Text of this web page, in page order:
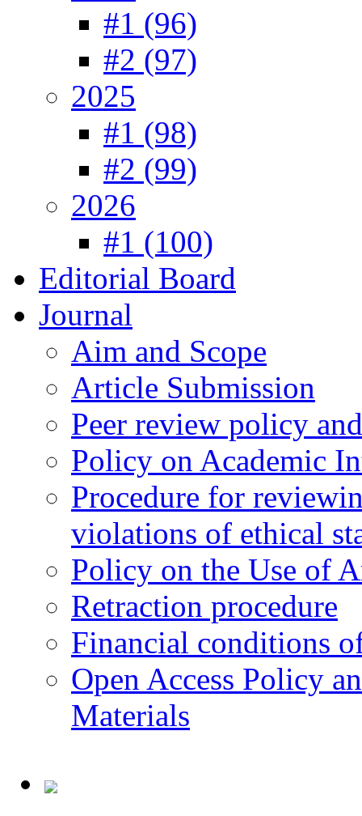
#1 (96)
#2 (97)
2025
#1 (98)
#2 (99)
2026
#1 (100)
Editorial Board
Journal
Aim and Scope
Article Submission
Peer review policy
Policy on Academic
Procedure for
violations of ethical
Policy on the Use of
Retraction procedure
Financial conditions
Open Access Policy
Materials